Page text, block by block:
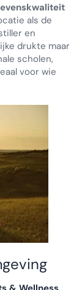
als de
en
drukte maar
scholen,
voor wie